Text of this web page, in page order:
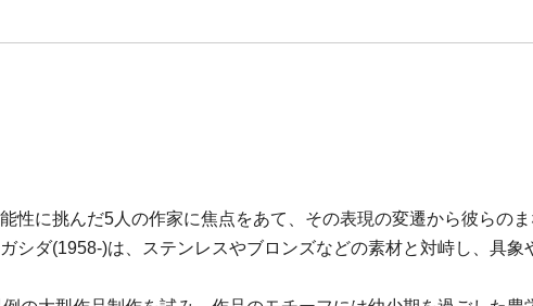
性に挑んだ5人の作家に焦点をあて、その表現の変遷から彼らのま
シダ(1958-)は、ステンレスやブロンズなどの素材と対峙し、具